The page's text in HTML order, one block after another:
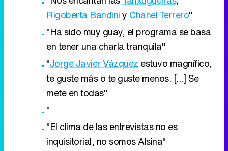
Rigoberta Bandiniy Chanel Terrero"
"Ha sido muy guay, el programa se basa
en tener una charla tranquila"
"Jorge Javier Vázquez estuvo magnífico,
te guste más o te guste menos. [...] Se
mete en todas"
"
"El clima de las entrevistas no es
inquisitorial, no somos Alsina"